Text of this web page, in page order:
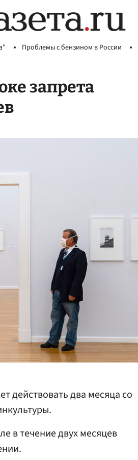
Проблемы с бензином в России
запрета
действовать два месяца со
в течение двух месяцев